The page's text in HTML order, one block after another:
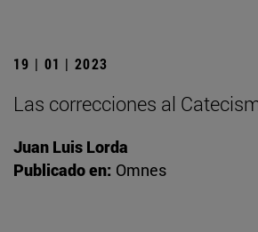
19 | 01 | 2023
Las correcciones al
Juan Luis Lorda
Publicado en: Omnes